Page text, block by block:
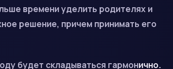
времени уделить родителях и
решение, причем принимать его
будет складываться гармонично.